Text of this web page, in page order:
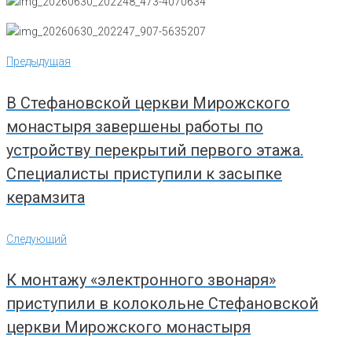
Навигация
по
Предыдущая
Предыдущая
В Стефановской церкви Мирожского
монастыря завершены работы по
устройству перекрытий первого этажа.
Специалисты приступили к засыпке
керамзита
Следующий
Следующий
К монтажу «электронного звонаря»
приступили в колокольне Стефановской
церкви Мирожского монастыря